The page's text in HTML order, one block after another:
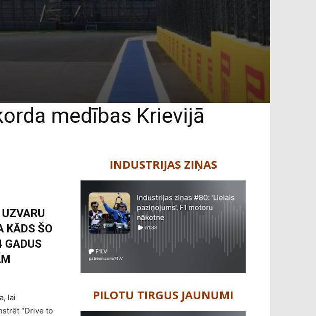
medības Krievijā
KĀDS ŠO
GADUS
lai
“Drive to
INDUSTRIJAS ZIŅAS
PILOTU TIRGUS JAUNUMI